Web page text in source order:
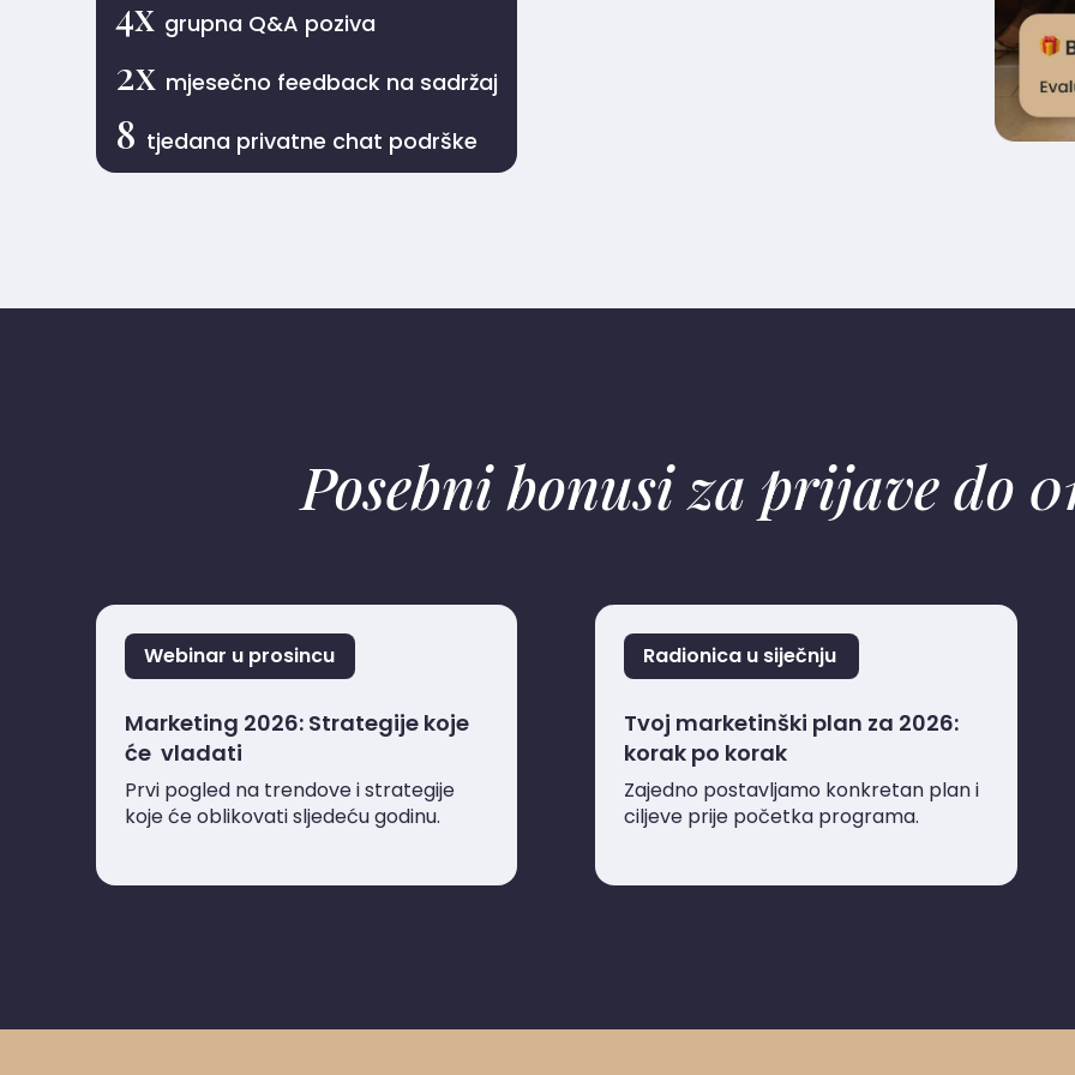
4x grupna Q&A poziva
2x mjesečno feedback na sadržaj
8 tjedana privatne chat podrške
Posebni bonusi za prijave do
Webinar u prosincu
Marketing 2026: Strategije koje
će vladati
Prvi pogled na trendove i strategije
koje će oblikovati sljedeću godinu.
Radionica u siječnju
Tvoj marketinški plan za 2026:
korak po korak
Zajedno postavljamo konkretan plan i
ciljeve prije početka programa.